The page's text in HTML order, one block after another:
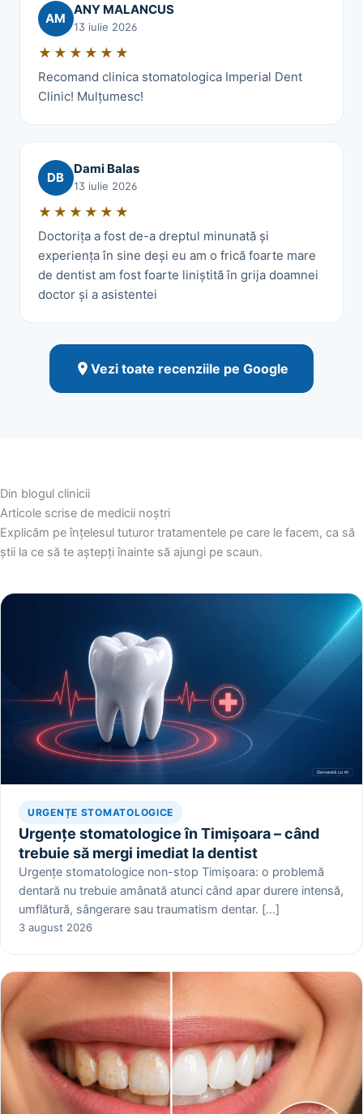
AM
ANY MALANCUS
13 iulie 2026
★★★★★★
Recomand clinica stomatologica Imperial Dent
Clinic! Mulțumesc!
DB
Dami Balas
13 iulie 2026
★★★★★★
Doctorița a fost de-a dreptul minunată și
experiența în sine deși eu am o frică foarte mare
de dentist am fost foarte liniștită în grija doamnei
doctor și a asistentei
Vezi toate recenziile pe Google
Din blogul clinicii
Articole scrise de medicii noștri
Explicăm pe înțelesul tuturor tratamentele pe care le facem, ca să
știi la ce să te aștepți înainte să ajungi pe scaun.
URGENȚE STOMATOLOGICE
Urgențe stomatologice în Timișoara – când
trebuie să mergi imediat la dentist
Urgențe stomatologice non-stop Timișoara: o problemă
dentară nu trebuie amânată atunci când apar durere intensă,
umflătură, sângerare sau traumatism dentar. […]
3 august 2026